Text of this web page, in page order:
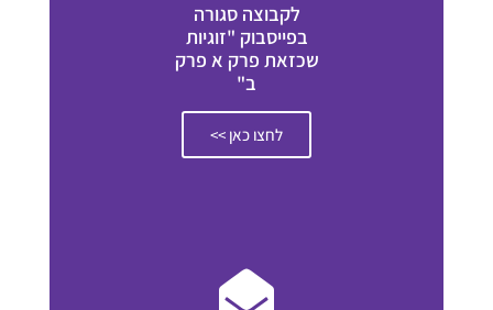
לקבוצה סגורה
בפייסבוק "זוגיות
שכזאת פרק א פרק
ב"
לחצו כאן >>